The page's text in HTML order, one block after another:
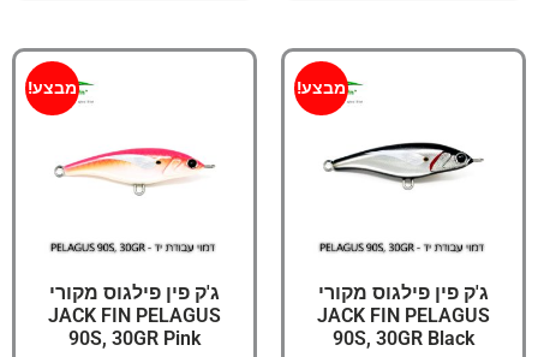
מבצע!
ג'ק פין פילגוס מקורי
JACK FIN PELAGUS
90S, 30GR Black
מבצע!
ג'ק פין פילגוס מקורי
JACK FIN PELAGUS
90S, 30GR Pink